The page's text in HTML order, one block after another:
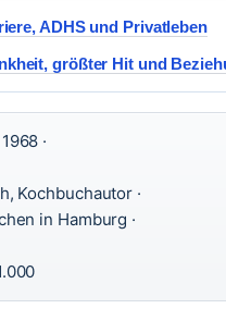
ADHS und Privatleben
größter Hit und
·
Kochbuchautor ·
in Hamburg ·